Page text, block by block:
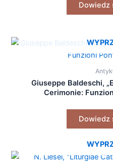
Dowiedz
Giuseppe Baldeschi,
Cerimonie:
Dowiedz